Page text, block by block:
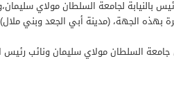
بالنيابة لجامعة السلطان مولاي
بهذه الجهة، (مدينة أبي الجعد وبني
السلطان مولاي سليمان ونائب رئيس